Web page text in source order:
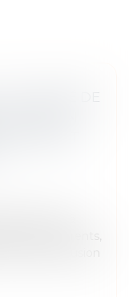
DE
FUSION
ET
l’Autorité à
concurrents,
projet de fusion